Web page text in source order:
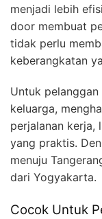
menjadi lebih
door membuat
tidak perlu
keberangkatan
Untuk
keluarga,
perjalanan kerja,
yang praktis.
menuju
dari Yogyakarta.
Cocok Untuk